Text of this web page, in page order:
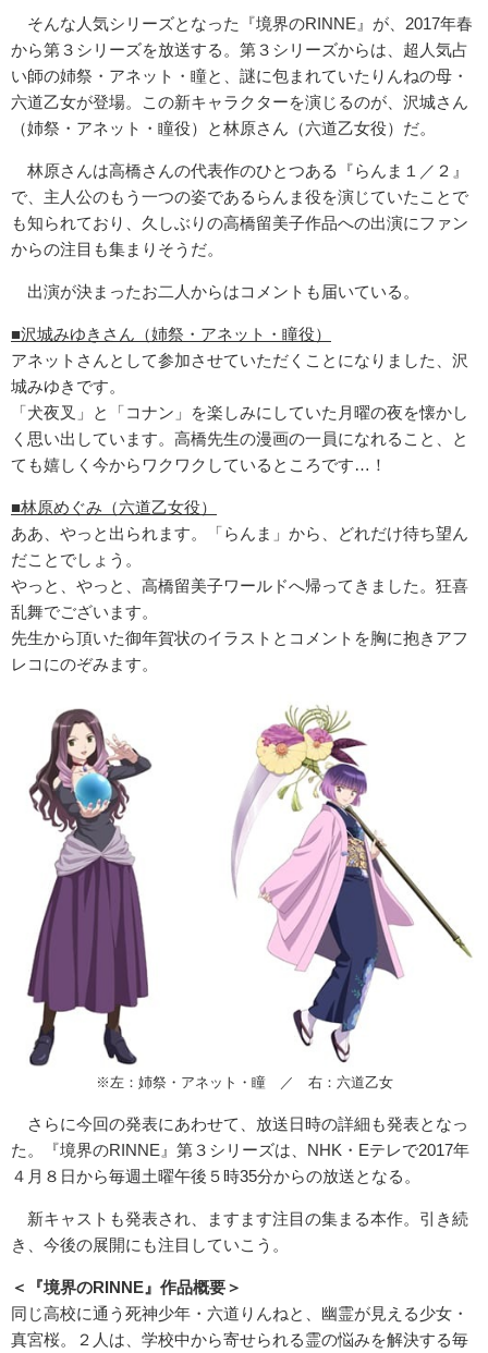
そんな人気シリーズとなった『境界のRINNE』が、2017年春
から第３シリーズを放送する。第３シリーズからは、超人気占
い師の姉祭・アネット・瞳と、謎に包まれていたりんねの母・
六道乙女が登場。この新キャラクターを演じるのが、沢城さん
（姉祭・アネット・瞳役）と林原さん（六道乙女役）だ。
林原さんは高橋さんの代表作のひとつある『らんま１／２』
で、主人公のもう一つの姿であるらんま役を演じていたことで
も知られており、久しぶりの高橋留美子作品への出演にファン
からの注目も集まりそうだ。
出演が決まったお二人からはコメントも届いている。
■沢城みゆきさん（姉祭・アネット・瞳役）
アネットさんとして参加させていただくことになりました、沢
城みゆきです。
「犬夜叉」と「コナン」を楽しみにしていた月曜の夜を懐かし
く思い出しています。高橋先生の漫画の一員になれること、と
ても嬉しく今からワクワクしているところです…！
■林原めぐみ（六道乙女役）
ああ、やっと出られます。「らんま」から、どれだけ待ち望ん
だことでしょう。
やっと、やっと、高橋留美子ワールドへ帰ってきました。狂喜
乱舞でございます。
先生から頂いた御年賀状のイラストとコメントを胸に抱きアフ
レコにのぞみます。
※左：姉祭・アネット・瞳 ／ 右：六道乙女
さらに今回の発表にあわせて、放送日時の詳細も発表となっ
た。『境界のRINNE』第３シリーズは、NHK・Eテレで2017年
４月８日から毎週土曜午後５時35分からの放送となる。
新キャストも発表され、ますます注目の集まる本作。引き続
き、今後の展開にも注目していこう。
＜『境界のRINNE』作品概要＞
同じ高校に通う死神少年・六道りんねと、幽霊が見える少女・
真宮桜。２人は、学校中から寄せられる霊の悩みを解決する毎